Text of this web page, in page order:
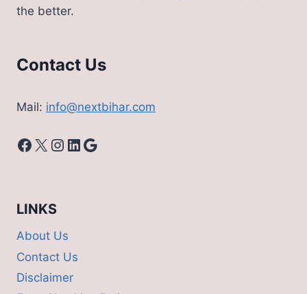
the better.
Contact Us
Mail: info@nextbihar.com
Facebook
X Instagram
LinkedIn
Google
LINKS
About Us
Contact Us
Disclaimer